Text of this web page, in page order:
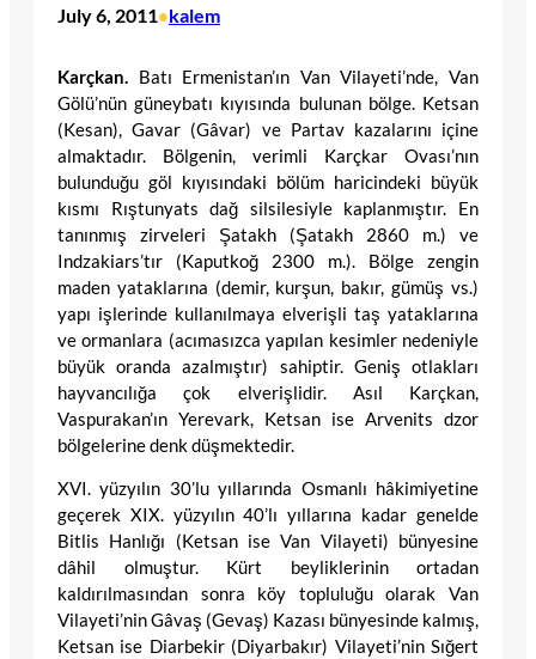
July 6, 2011•kalem
Karçkan. Batı Ermenistan’ın Van Vilayeti’nde, Van
Gölü’nün güneybatı kıyısında bulunan bölge. Ketsan
(Kesan), Gavar (Gâvar) ve Partav kazalarını içine
almaktadır. Bölgenin, verimli Karçkar Ovası’nın
bulunduğu göl kıyısındaki bölüm haricindeki büyük
kısmı Rıştunyats dağ silsilesiyle kaplanmıştır. En
tanınmış zirveleri Şatakh (Şatakh 2860 m.) ve
Indzakiars’tır (Kaputkoğ 2300 m.). Bölge zengin
maden yataklarına (demir, kurşun, bakır, gümüş vs.)
yapı işlerinde kullanılmaya elverişli taş yataklarına
ve ormanlara (acımasızca yapılan kesimler nedeniyle
büyük oranda azalmıştır) sahiptir. Geniş otlakları
hayvancılığa çok elverişlidir. Asıl Karçkan,
Vaspurakan’ın Yerevark, Ketsan ise Arvenits dzor
bölgelerine denk düşmektedir.
XVI. yüzyılın 30’lu yıllarında Osmanlı hâkimiyetine
geçerek XIX. yüzyılın 40’lı yıllarına kadar genelde
Bitlis Hanlığı (Ketsan ise Van Vilayeti) bünyesine
dâhil olmuştur. Kürt beyliklerinin ortadan
kaldırılmasından sonra köy topluluğu olarak Van
Vilayeti’nin Gâvaş (Gevaş) Kazası bünyesinde kalmış,
Ketsan ise Diarbekir (Diyarbakır) Vilayeti’nin Sığert